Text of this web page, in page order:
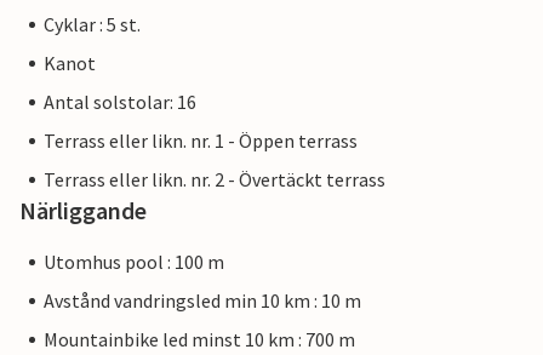
Cyklar : 5 st.
Kanot
Antal solstolar: 16
Terrass eller likn. nr. 1 - Öppen terrass
Terrass eller likn. nr. 2 - Övertäckt terrass
Närliggande
Utomhus pool : 100 m
Avstånd vandringsled min 10 km : 10 m
Mountainbike led minst 10 km : 700 m